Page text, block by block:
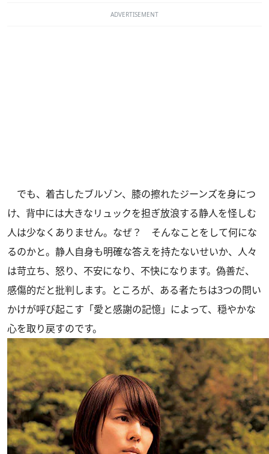
ADVERTISEMENT
でも、着古したブルゾン、膝の擦れたジーンズを身につ
け、背中には大きなリュックを担ぎ放浪する静人を怪しむ
人は少なくありません。なぜ？ そんなことをして何にな
るのかと。静人自身も明確な答えを持たないせいか、人々
は苛立ち、怒り、不安になり、不快になります。偽善だ、
感傷的だと批判します。ところが、ある者たちは3つの問い
かけが呼び起こす「愛と感謝の記憶」によって、穏やかな
心を取り戻すのです。